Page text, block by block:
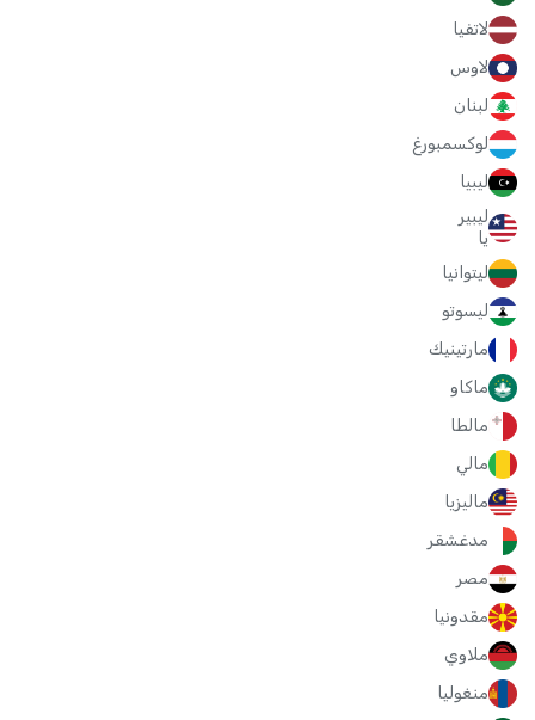
لاتفيا
لاوس
لبنان
لوكسمبورغ
ليبيا
ليبير
يا
ليتوانيا
ليسوتو
مارتينيك
ماكاو
مالطا
مالي
ماليزيا
مدغشقر
مصر
مقدونيا
ملاوي
منغوليا